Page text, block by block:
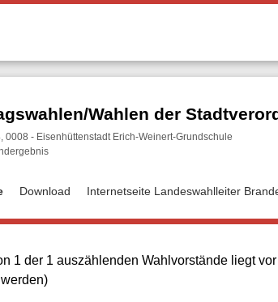
Wahlen der
0008 - Eisenhüttenstadt Erich-Weinert-Grundschule
Download Internetseite Landeswahlleiter
1 der 1 auszählenden Wahlvorstände liegt